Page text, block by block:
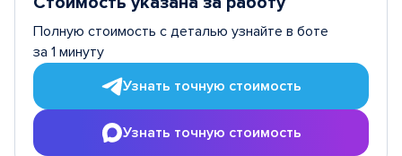
Полную стоимость с деталью узнайте в боте
за 1 минуту
Узнать точную стоимость
Узнать точную стоимость